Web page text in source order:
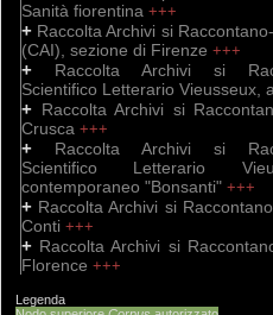
Sanità fiorentina +++
+ Raccolta Archivi si
(CAI), sezione di Firenze +++
+ Raccolta Archivi si
Scientifico Letterario Vieusseux,
+ Raccolta Archivi si
Crusca +++
+ Raccolta Archivi si
Scientifico Letterario
contemporaneo "Bonsanti" +++
+ Raccolta Archivi si
Conti +++
+ Raccolta Archivi si
Florence +++
Legenda